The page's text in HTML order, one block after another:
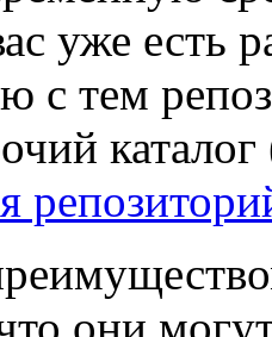
уже есть
с тем
они